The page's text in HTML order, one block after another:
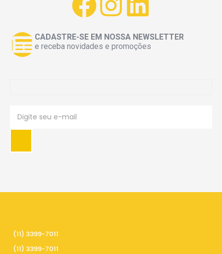
CADASTRE-SE EM NOSSA NEWSLETTER
e receba novidades e promoções
(11) 3399-7011
(11) 3399-7011